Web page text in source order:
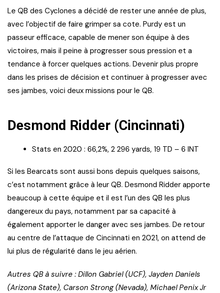
Le QB des Cyclones a décidé de rester une année de plus,
avec l’objectif de faire grimper sa cote. Purdy est un
passeur efficace, capable de mener son équipe à des
victoires, mais il peine à progresser sous pression et a
tendance à forcer quelques actions. Devenir plus propre
dans les prises de décision et continuer à progresser avec
ses jambes, voici deux missions pour le QB.
Desmond Ridder (Cincinnati)
Stats en 2020 : 66,2%, 2 296 yards, 19 TD – 6 INT
Si les Bearcats sont aussi bons depuis quelques saisons,
c’est notamment grâce à leur QB. Desmond Ridder apporte
beaucoup à cette équipe et il est l’un des QB les plus
dangereux du pays, notamment par sa capacité à
également apporter le danger avec ses jambes. De retour
au centre de l’attaque de Cincinnati en 2021, on attend de
lui plus de régularité dans le jeu aérien.
Autres QB à suivre : Dillon Gabriel (UCF), Jayden Daniels
(Arizona State), Carson Strong (Nevada), Michael Penix Jr